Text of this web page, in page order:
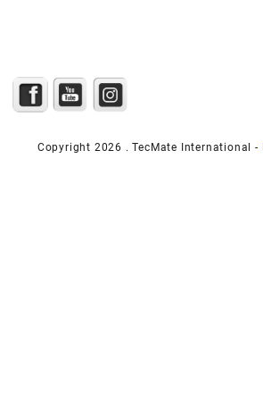
Copyright 2026 . TecMate International -